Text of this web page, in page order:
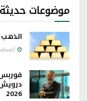
موضوعات حديثة
أغسطس 7,
2026